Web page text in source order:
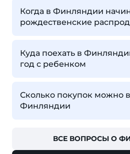
Когда в Финляндии
рождественские
Куда поехать в
год с ребенком
Сколько покупок можно
Финляндии
ВСЕ ВОПРОСЫ О